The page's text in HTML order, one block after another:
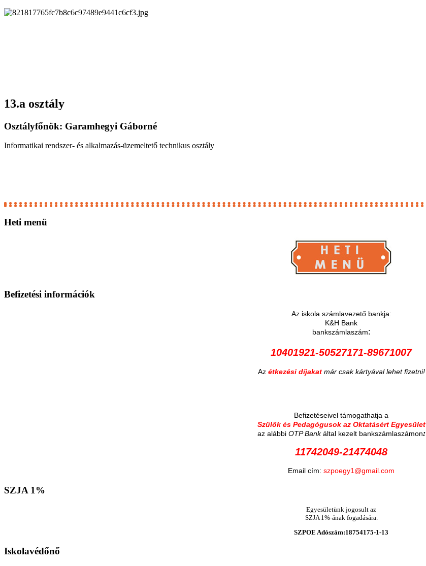
13.a osztály
Osztályfőnök: Garamhegyi Gáborné
Informatikai rendszer- és alkalmazás-üzemeltető technikus osztály
Heti menü
Befizetési információk
Az iskola számlavezető bankja:
K&H Bank
bankszámlaszám:
10401921-50527171-89671007
Az étkezési díjakat már csak kártyával lehet fizetni!
Befizetéseivel támogathatja a
Szülők és Pedagógusok az Oktatásért Egyesület
az alábbi OTP Bankáltal kezelt bankszámlaszámon:
11742049-21474048
Email cím: szpoegy1@gmail.com
SZJA 1%
Egyesületünk jogosult az
SZJA 1%-ának fogadására.
SZPOE Adószám:18754175-1-13
Iskolavédőnő